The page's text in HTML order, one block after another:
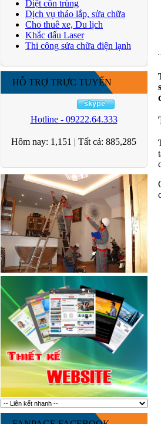
Diệt côn trùng
Dịch vụ tháo lắp, sửa chữa
Cho thuê xe, Du lịch
Khắc dấu Laser
Thi công sửa chữa điện lạnh
HỖ TRỢ TRỰC TUYẾN
Hotline - 09222.64.333
Hôm nay: 1,151 | Tất cả: 885,285